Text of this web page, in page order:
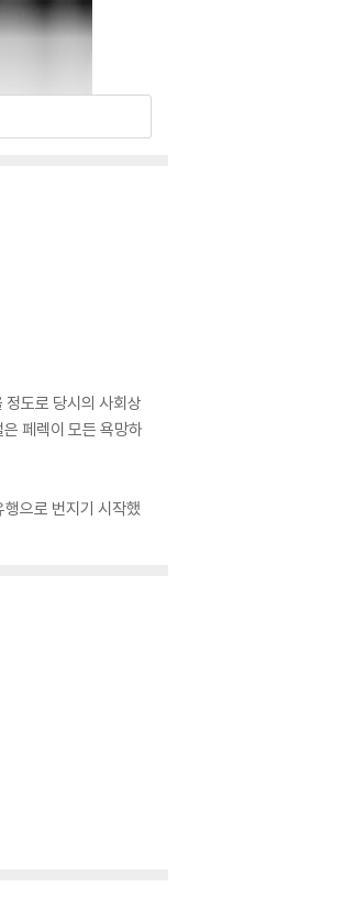
정도로 당시의 사회상
페렉이 모든 욕망하
행으로 번지기 시작했